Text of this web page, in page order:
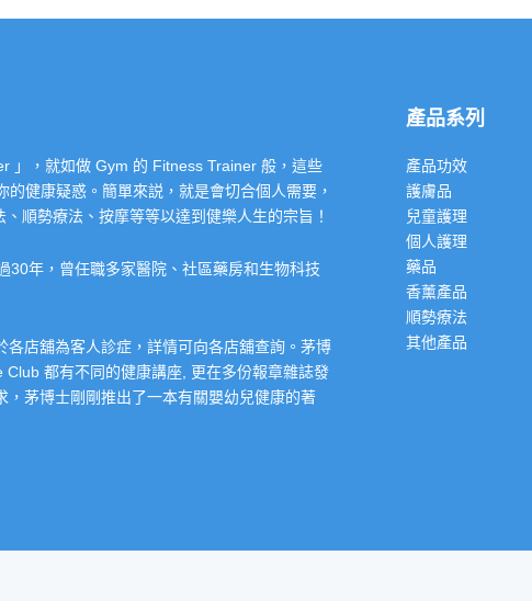
」，就如做 Gym 的 Fitness Trainer 般，這些
健康疑惑。簡單來説，就是會切合個人需要，
順勢療法、按摩等等以達到健樂人生的宗旨！
30年，曾任職多家醫院、社區藥房和生物科技
店舖為客人診症，詳情可向各店舖查詢。茅博
都有不同的健康講座, 更在多份報章雜誌發
茅博士剛剛推出了一本有關嬰幼兒健康的著
產品系列
產品功效
護膚品
兒童護理
個人護理
藥品
香薰產品
順勢療法
其他產品